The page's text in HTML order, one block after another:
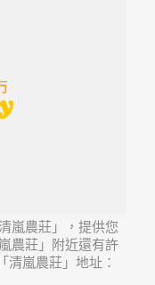
嵐農莊」，提供您
農莊」附近還有許
清嵐農莊」地址：